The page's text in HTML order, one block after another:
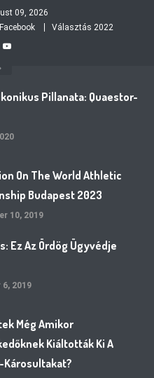
09, 2026
Facebook Választás 2022
Ikonikus Pillanata: Quaestor-
On The World Athletic
Budapest 2023
10, 2019
Ez Az Ördög Ügyvédje
2019
Még Amikor
Kiáltották Ki A
Károsultakat?